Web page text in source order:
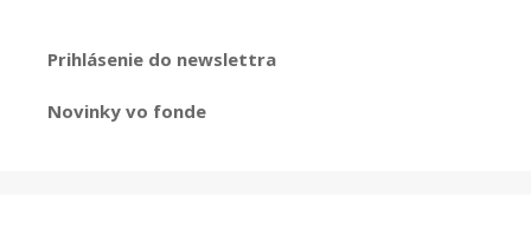
Prihlásenie do newslettra
Novinky vo fonde